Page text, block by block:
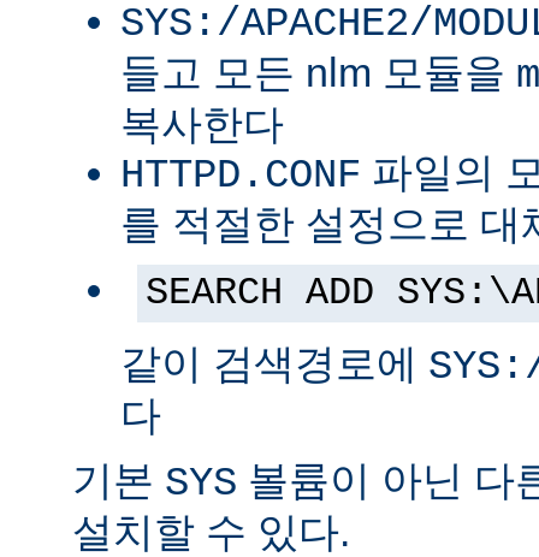
SYS:/APACHE2/
들고 모든 nlm 모듈을
복사한다
HTTPD.CONF 파일의
를 적절한 설정으로 대
SEARCH ADD
같이 검색경로에
다
기본 SYS 볼륨이 아닌 다
설치할 수 있다.